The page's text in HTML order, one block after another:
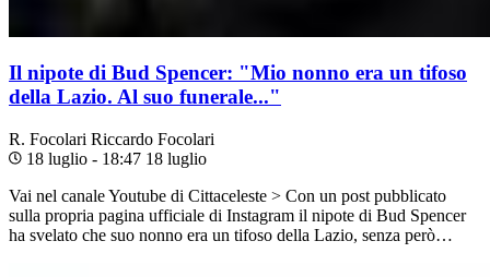
Il nipote di Bud Spencer: "Mio nonno era un tifoso
della Lazio. Al suo funerale..."
R. Focolari Riccardo Focolari
18 luglio - 18:47 18 luglio
Vai nel canale Youtube di Cittaceleste > Con un post pubblicato
sulla propria pagina ufficiale di Instagram il nipote di Bud Spencer
ha svelato che suo nonno era un tifoso della Lazio, senza però…